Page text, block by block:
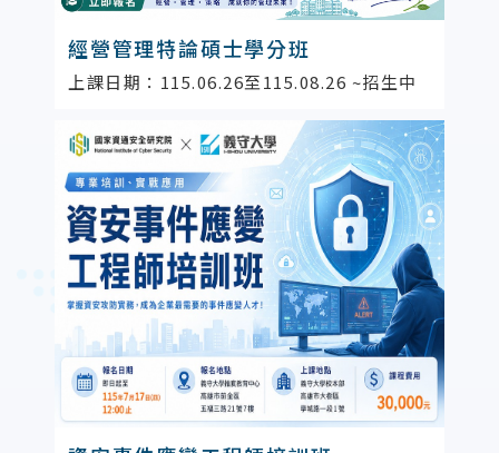
經營管理特論碩士學分班
上課日期：115.06.26至115.08.26 ~招生中